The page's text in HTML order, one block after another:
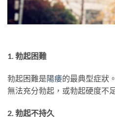
1. 勃起困難
勃起困難是陽痿的最典型症狀
無法充分勃起，或勃起硬度不
2. 勃起不持久